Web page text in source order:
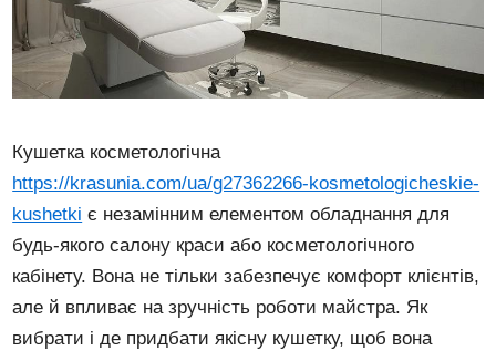
Кушетка косметологічна
https://krasunia.com/ua/g27362266-kosmetologicheskie-
kushetki є незамінним елементом обладнання для
будь-якого салону краси або косметологічного
кабінету. Вона не тільки забезпечує комфорт клієнтів,
але й впливає на зручність роботи майстра. Як
вибрати і де придбати якісну кушетку, щоб вона